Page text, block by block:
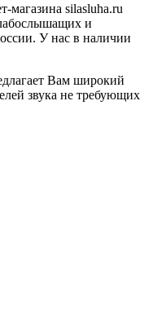
магазина silasluha.ru
и
У нас в наличии
Вам широкий
звука не требующих